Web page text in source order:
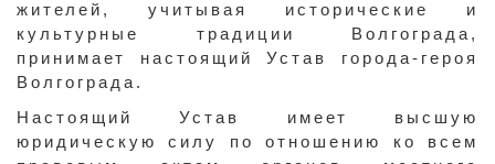
жителей, учитывая исторические и
культурные традиции Волгограда,
принимает настоящий Устав города-героя
Волгограда.
Настоящий Устав имеет высшую
юридическую силу по отношению ко всем